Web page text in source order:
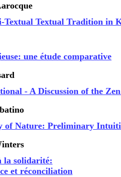
Textual Textual Tradition in
une étude comparative
- A Discussion of the
of Nature: Preliminary
la solidarité:
et réconciliation